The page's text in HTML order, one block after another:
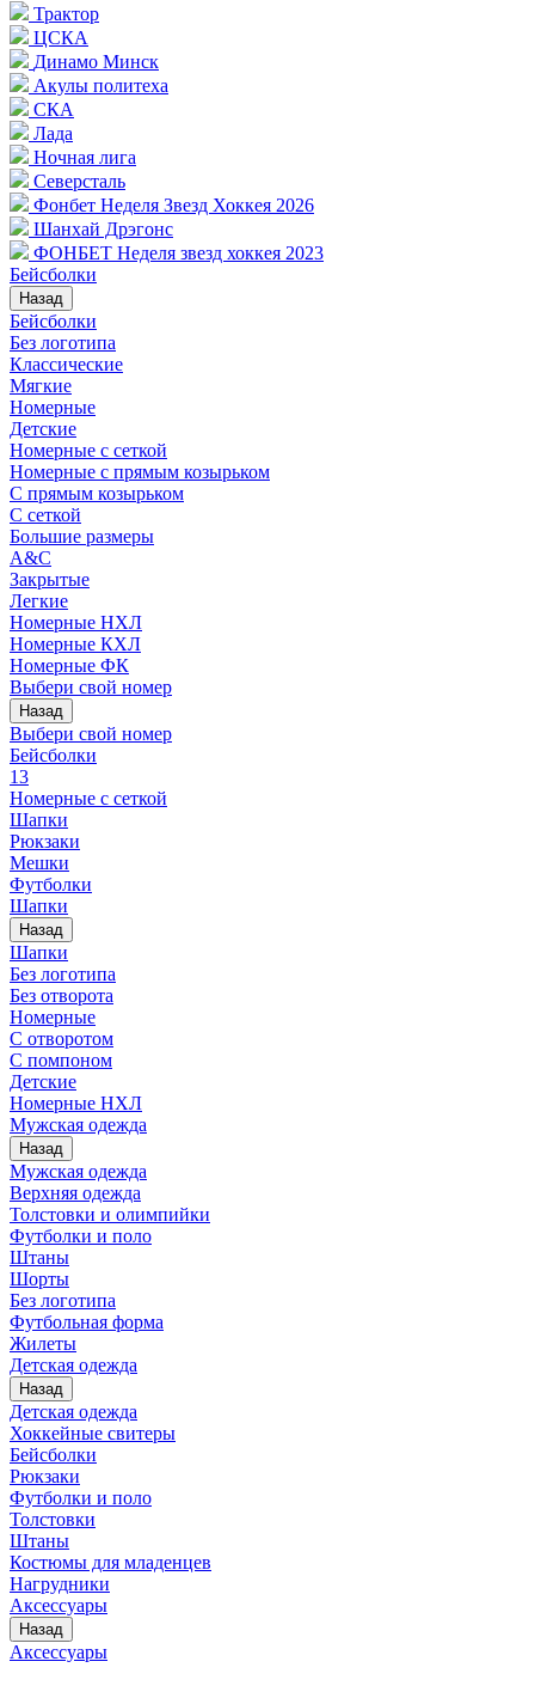
Трактор
ЦСКА
Динамо Минск
Акулы политеха
СКА
Лада
Ночная лига
Северсталь
Фонбет Неделя Звезд Хоккея 2026
Шанхай Дрэгонс
ФОНБЕТ Неделя звезд хоккея 2023
Бейсболки
Назад
Бейсболки
Без логотипа
Классические
Мягкие
Номерные
Детские
Номерные с сеткой
Номерные с прямым козырьком
С прямым козырьком
С сеткой
Большие размеры
A&C
Закрытые
Легкие
Номерные НХЛ
Номерные КХЛ
Номерные ФК
Выбери свой номер
Назад
Выбери свой номер
Бейсболки
13
Номерные с сеткой
Шапки
Рюкзаки
Мешки
Футболки
Шапки
Назад
Шапки
Без логотипа
Без отворота
Номерные
С отворотом
С помпоном
Детские
Номерные НХЛ
Мужская одежда
Назад
Мужская одежда
Верхняя одежда
Толстовки и олимпийки
Футболки и поло
Штаны
Шорты
Без логотипа
Футбольная форма
Жилеты
Детская одежда
Назад
Детская одежда
Хоккейные свитеры
Бейсболки
Рюкзаки
Футболки и поло
Толстовки
Штаны
Костюмы для младенцев
Нагрудники
Аксессуары
Назад
Аксессуары